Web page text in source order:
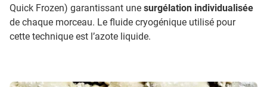
Quick Frozen) garantissant une surgélation individualisée
de chaque morceau. Le fluide cryogénique utilisé pour
cette technique est l’azote liquide.